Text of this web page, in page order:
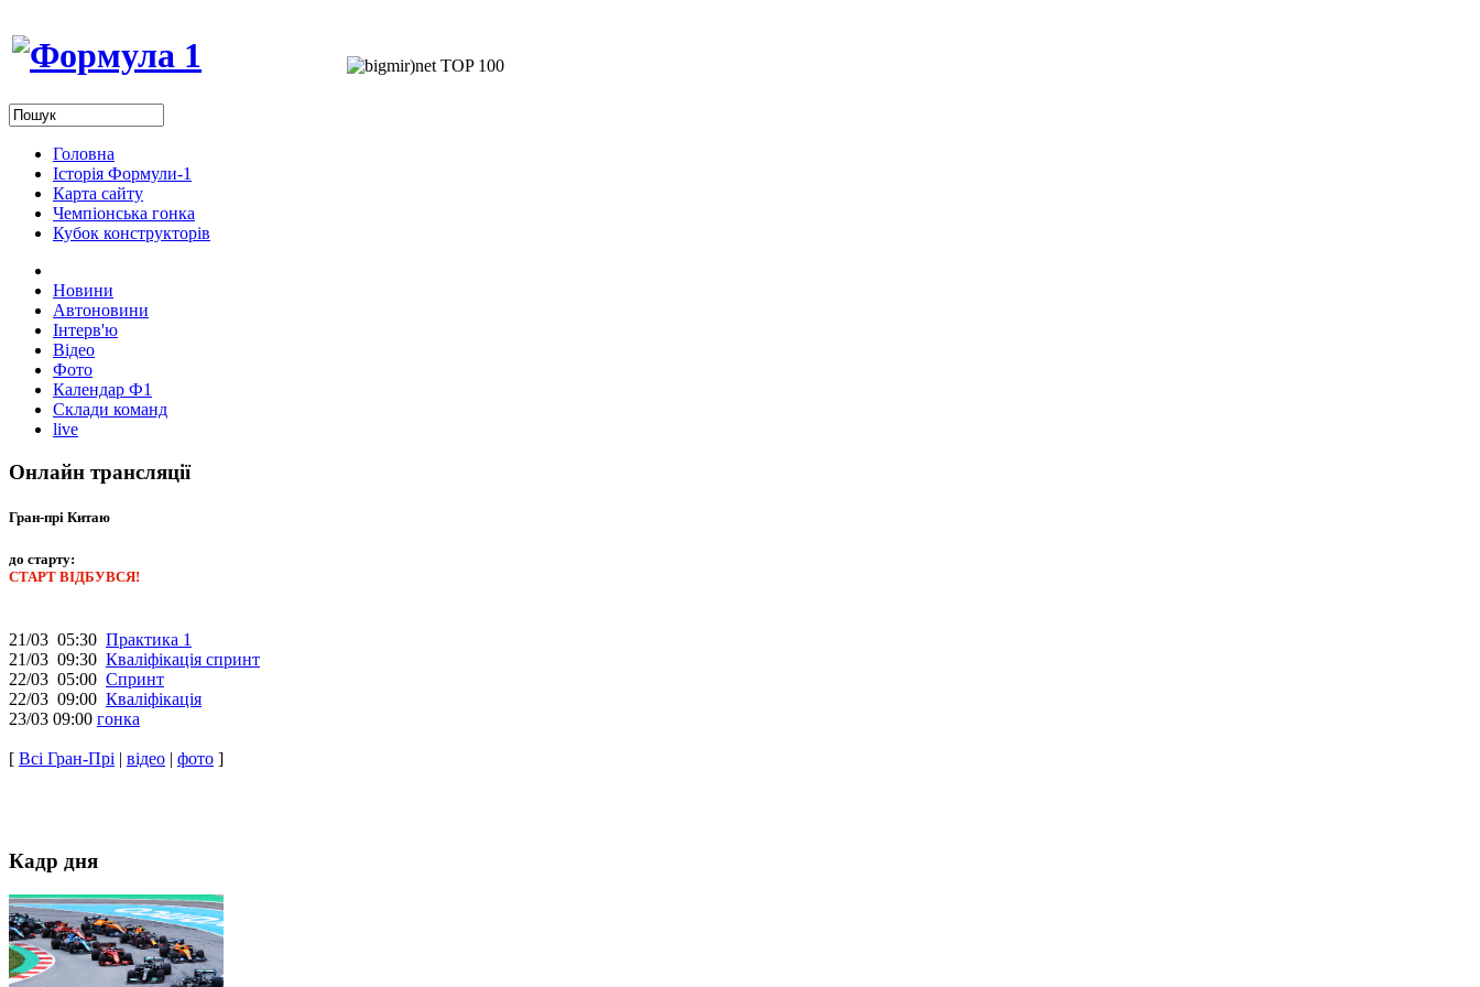
Головна
Історія Формули-1
Карта сайту
Чемпіонська гонка
Кубок конструкторів
Новини
Автоновини
Інтерв'ю
Відео
Фото
Календар Ф1
Склади команд
live
Онлайн трансляції
Гран-прі Китаю
до старту:
СТАРТ ВІДБУВСЯ!
21/03 05:30 Практика 1
21/03 09:30 Кваліфікація спринт
22/03 05:00 Спринт
22/03 09:00 Кваліфікація
23/03 09:00 гонка
[ Всі Гран-Прі | відео | фото ]
Кадр дня